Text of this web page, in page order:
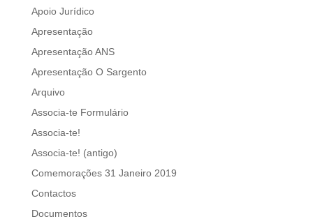
Apoio Jurídico
Apresentação
Apresentação ANS
Apresentação O Sargento
Arquivo
Associa-te Formulário
Associa-te!
Associa-te! (antigo)
Comemorações 31 Janeiro 2019
Contactos
Documentos